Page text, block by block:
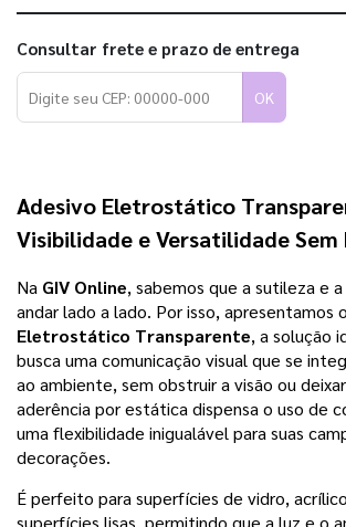
Consultar frete e prazo de entrega
OK
Adesivo Eletrostático
Visibilidade e Versatilidade
Na GIV Online, sabemos que a sutileza e
andar lado a lado. Por isso, apresentamos o
Eletrostático Transparente, a solução
busca uma comunicação visual que se
ao ambiente, sem obstruir a visão ou
aderência por estática dispensa o uso de
uma flexibilidade inigualável para suas
decorações.
É perfeito para superfícies de vidro,